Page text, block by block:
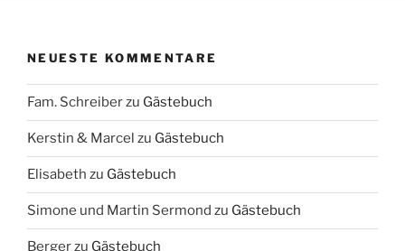
NEUESTE KOMMENTARE
Fam. Schreiberzu Gästebuch
Kerstin & Marcel zu Gästebuch
Elisabeth zu Gästebuch
Simone und Martin Sermond zu Gästebuch
Bergerzu Gästebuch